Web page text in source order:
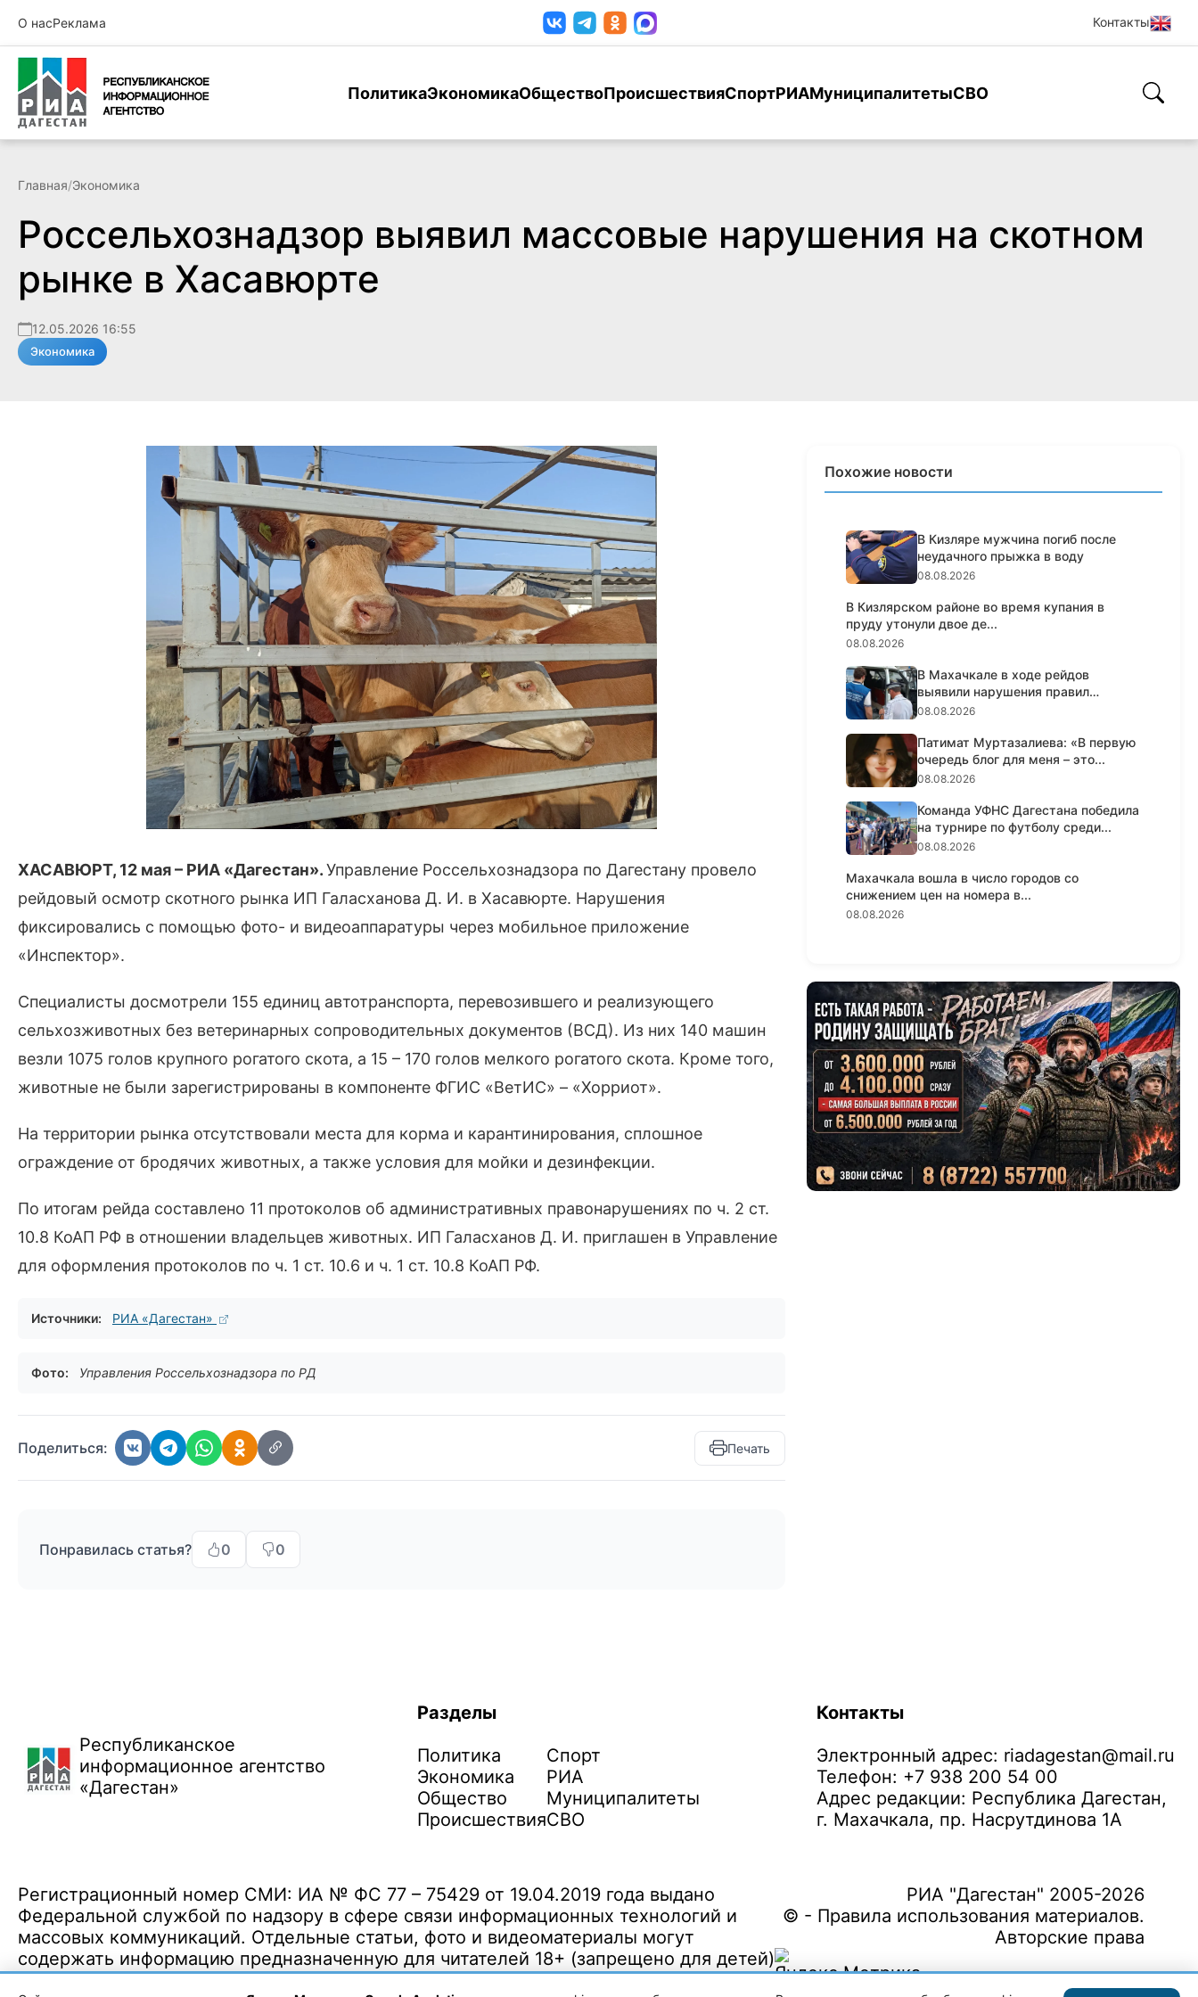
О насРеклама Контакты
ПолитикаЭкономикаОбществоПроисшествияСпортРИАМуниципалитетыСВО
Главная/Экономика
Россельхознадзор выявил массовые нарушения на скотном
рынке в Хасавюрте
12.05.2026 16:55
Экономика
ХАСАВЮРТ, 12 мая – РИА «Дагестан».Управление Россельхознадзора по Дагестану провело
рейдовый осмотр скотного рынка ИП Галасханова Д. И. в Хасавюрте. Нарушения
фиксировались с помощью фото- и видеоаппаратуры через мобильное приложение
«Инспектор».
Специалисты досмотрели 155 единиц автотранспорта, перевозившего и реализующего
сельхозживотных без ветеринарных сопроводительных документов (ВСД). Из них 140 машин
везли 1075 голов крупного рогатого скота, а 15 – 170 голов мелкого рогатого скота. Кроме того,
животные не были зарегистрированы в компоненте ФГИС «ВетИС» – «Хорриот».
На территории рынка отсутствовали места для корма и карантинирования, сплошное
ограждение от бродячих животных, а также условия для мойки и дезинфекции.
По итогам рейда составлено 11 протоколов об административных правонарушениях по ч. 2 ст.
10.8 КоАП РФ в отношении владельцев животных. ИП Галасханов Д. И. приглашен в Управление
для оформления протоколов по ч. 1 ст. 10.6 и ч. 1 ст. 10.8 КоАП РФ.
Источники: РИА «Дагестан»
Фото: Управления Россельхознадзора по РД
Поделиться: Печать
Понравилась статья? 0 0
Похожие новости
В Кизляре мужчина погиб после
неудачного прыжка в воду
08.08.2026
В Кизлярском районе во время купания в
пруду утонули двое де...
08.08.2026
В Махачкале в ходе рейдов
выявили нарушения правил
пассажирс...
08.08.2026
Патимат Муртазалиева: «В первую
очередь блог для меня – это...
08.08.2026
Команда УФНС Дагестана победила
на турнире по футболу среди...
08.08.2026
Махачкала вошла в число городов со
снижением цен на номера в...
08.08.2026
Республиканское
информационное агентство
«Дагестан»
Разделы
Политика
Экономика
Общество
Происшествия
Спорт
РИА
Муниципалитеты
СВО
Контакты
Электронный адрес: riadagestan@mail.ru
Телефон: +7 938 200 54 00
Адрес редакции: Республика Дагестан,
г. Махачкала, пр. Насрутдинова 1А
Регистрационный номер СМИ: ИА № ФС 77 – 75429 от 19.04.2019 года выдано
Федеральной службой по надзору в сфере связи информационных технологий и
массовых коммуникаций. Отдельные статьи, фото и видеоматериалы могут
содержать информацию предназначенную для читателей 18+ (запрещено для детей)
РИА "Дагестан" 2005-2026
© - Правила использования материалов.
Авторские права